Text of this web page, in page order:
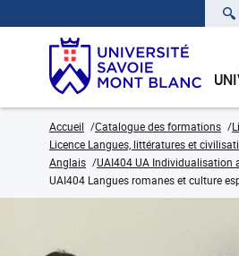
Accueil Catalogue des formations
Licence Langues, littératures et
Anglais
UAI404 UA Individualisation
UAI404 Langues romanes et culture